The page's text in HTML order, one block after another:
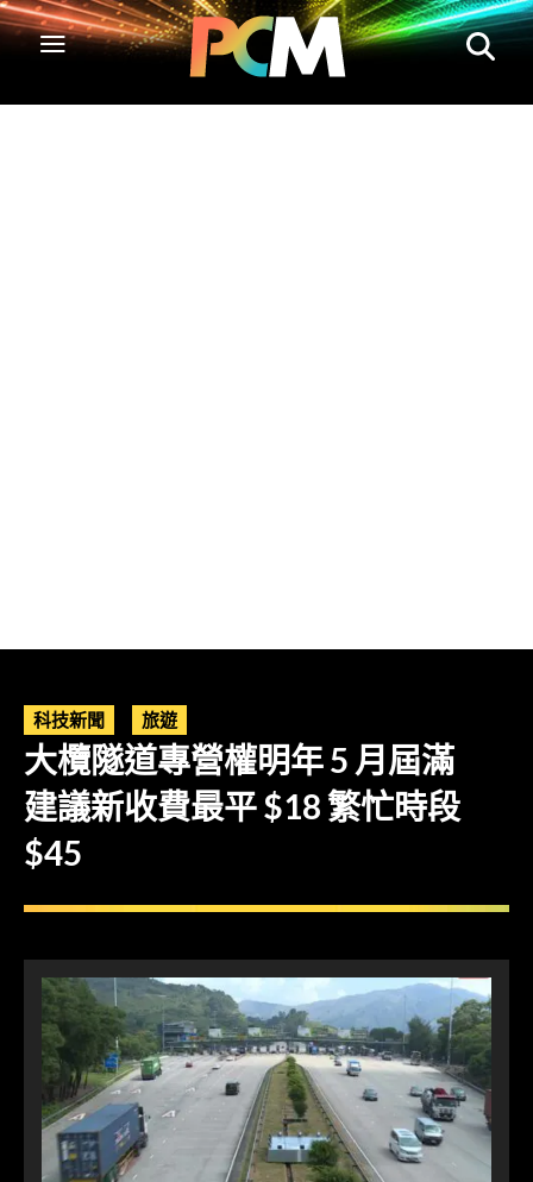
科技新聞 旅遊
大欖隧道專營權明年 5 月屆滿
建議新收費最平 $18 繁忙時段
$45